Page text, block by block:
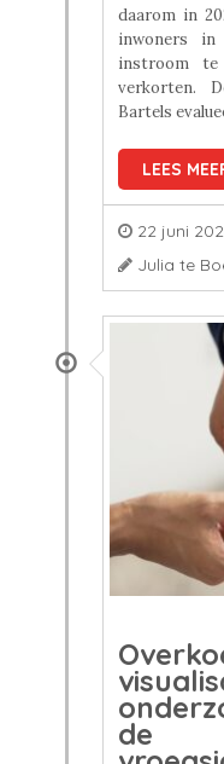
daarom in
inwoners in
instroom te
verkorten.
Bartels
LEES
22 juni
Julia te
de